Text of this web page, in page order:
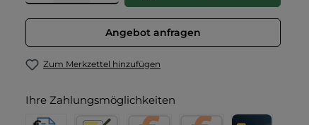
Angebot anfragen
Zum Merkzettel hinzufügen
Ihre Zahlungsmöglichkeiten